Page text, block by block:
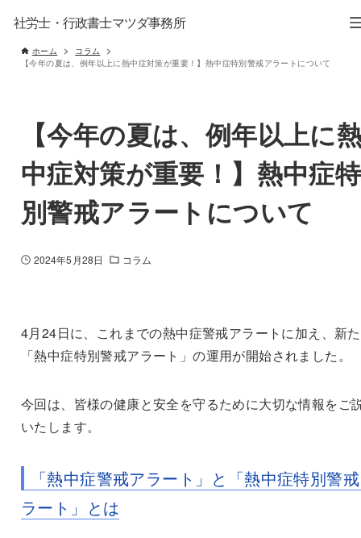
社労士・行政書士マツダ事務所
ホーム
コラム
【今年の夏は、例年以上に熱中症対策が重要！】熱中症特別警戒アラートについて
【今年の夏は、例年以上に
中症対策が重要！】熱中症特
別警戒アラートについて
2024年5月28日 コラム
4月24日に、これまでの熱中症警戒アラートに加え、新
「熱中症特別警戒アラート」の運用が開始されました。
今回は、皆様の健康と安全を守るために大切な情報をご
いたします。
「熱中症警戒アラート」と「熱中症特別警
ラート」とは